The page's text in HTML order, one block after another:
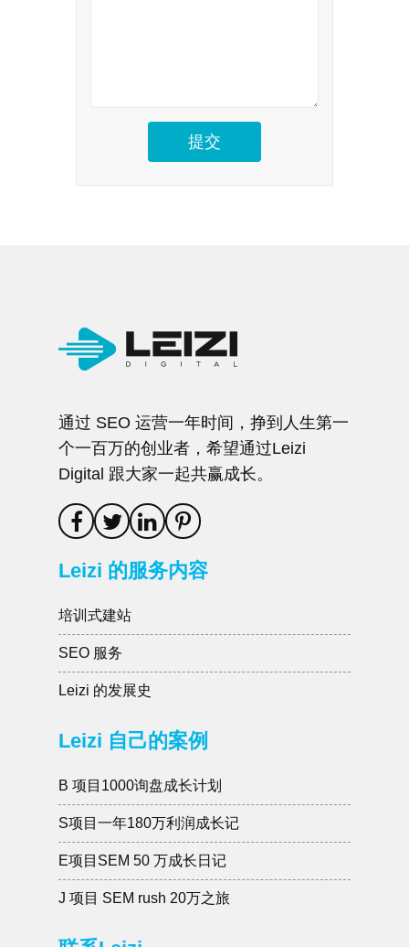
通过 SEO 运营一年时间，挣到人生第一
个一百万的创业者，希望通过Leizi
Digital 跟大家一起共赢成长。
Leizi 的服务内容
培训式建站
SEO 服务
Leizi 的发展史
Leizi 自己的案例
B 项目1000询盘成长计划
S项目一年180万利润成长记
E项目SEM 50 万成长日记
J 项目 SEM rush 20万之旅